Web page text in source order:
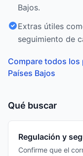
Bajos.
Extras útiles
seguimiento de
Compare todos
Países Bajos
Qué buscar
Regulación y
Confirme que el